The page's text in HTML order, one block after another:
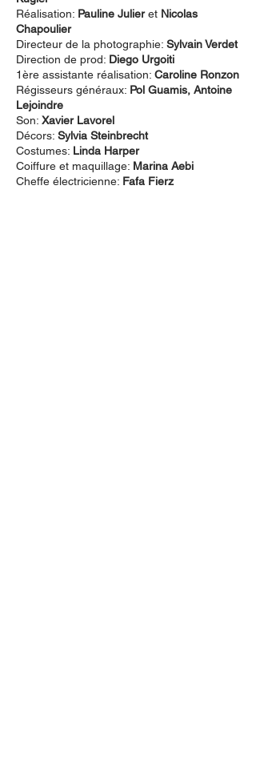
Réalisation: Pauline Julieret Nicolas
Chapoulier
Directeur de la photographie: Sylvain Verdet
Direction de prod: Diego Urgoiti
1ère assistante réalisation: Caroline Ronzon
Régisseurs généraux: Pol Guamis, Antoine
Lejoindre
Son: Xavier Lavorel
Décors: Sylvia Steinbrecht
Costumes: Linda Harper
Coiffure et maquillage: Marina Aebi
Cheffe électricienne: Fafa Fierz